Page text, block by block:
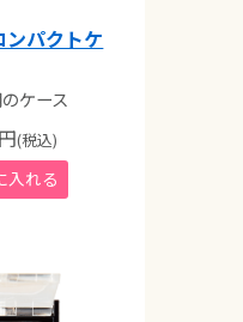
ンパクトケ
ケース
円(税込)